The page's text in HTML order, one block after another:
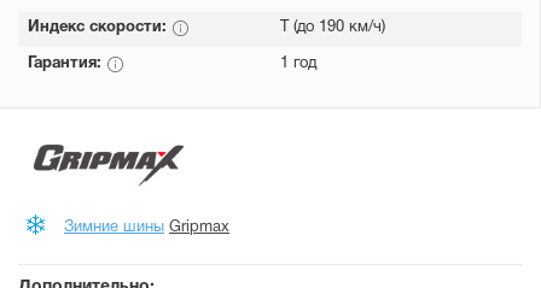
Индекс скорости: T (до 190 км/ч)
Гарантия: 1 год
Зимние шины Gripmax